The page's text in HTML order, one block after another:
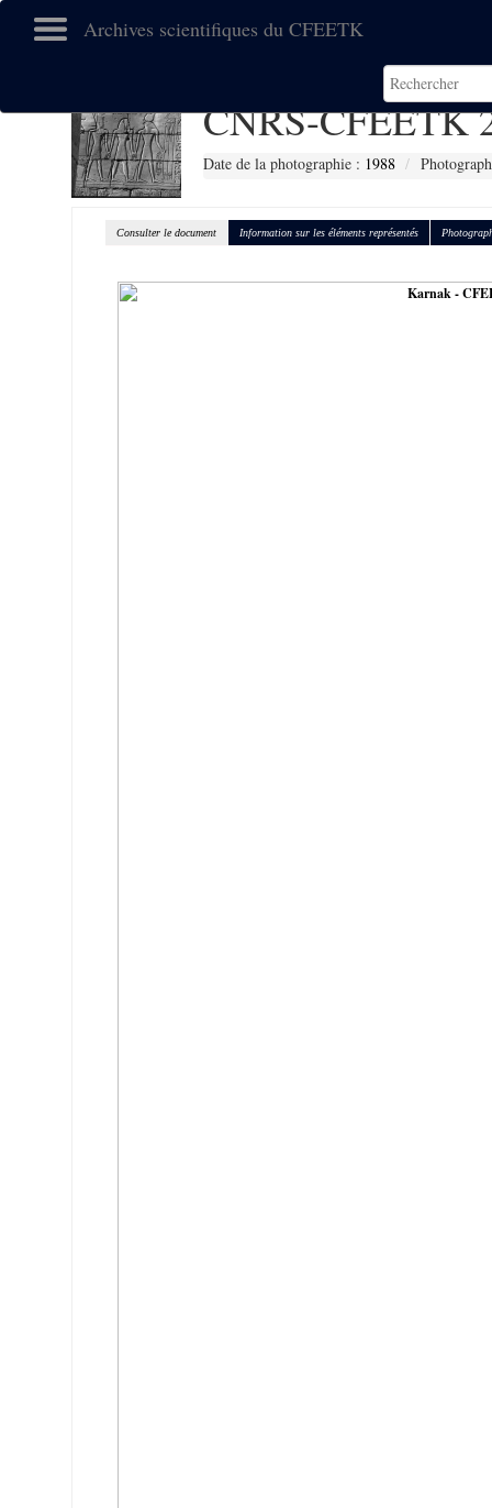
Archives scientifiques du CFEETK
CNRS-CFEETK
Date de la photographie : 1988
Consulter le document Information sur les éléments représentés